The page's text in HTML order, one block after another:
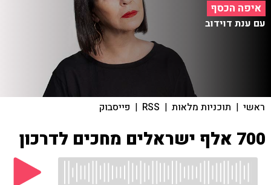
איפה הכסף
עם ענת דוידוב
ראשי | תוכניות מלאות |
RSS
| פייסבוק
700 אלף ישראלים מחכים לדרכון